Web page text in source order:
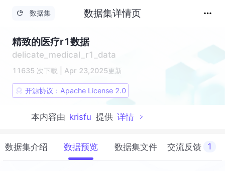
数据集 数据集详情页
精致的医疗r1数据
delicate_medical_r1_data
11635 次下载 Apr 23,2025更新
开源协议： Apache License 2.0
本内容由 krisfu 提供 详情
数据集介绍 数据预览 数据集文件 交流反馈 1